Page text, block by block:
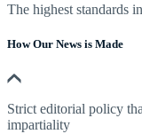
The highest standards
How Our News is Made
Strict editorial policy
impartiality